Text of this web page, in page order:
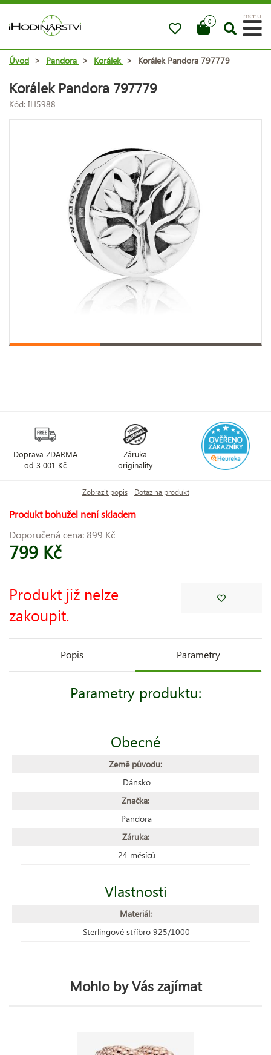
0
menu
Úvod > Pandora > Korálek > Korálek Pandora 797779
Korálek Pandora 797779
Kód: IH5988
Doprava ZDARMA
od 3 001 Kč
Záruka
originality
Zobrazit popis Dotaz na produkt
Produkt bohužel není skladem
Doporučená cena:899 Kč
799 Kč
Produkt již nelze
zakoupit.
Popis Parametry
Parametry produktu:
Obecné
Země původu:
Dánsko
Značka:
Pandora
Záruka:
24 měsíců
Vlastnosti
Materiál:
Sterlingové stříbro 925/1000
Mohlo by Vás zajímat